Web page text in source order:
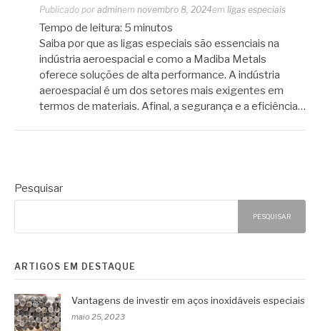
Publicado por adminem novembro 8, 2024em ligas especiais
Tempo de leitura: 5 minutos
Saiba por que as ligas especiais são essenciais na
indústria aeroespacial e como a Madiba Metals
oferece soluções de alta performance. A indústria
aeroespacial é um dos setores mais exigentes em
termos de materiais. Afinal, a segurança e a eficiência…
Pesquisar
PESQUISAR
ARTIGOS EM DESTAQUE
Vantagens de investir em aços inoxidáveis especiais
maio 25, 2023